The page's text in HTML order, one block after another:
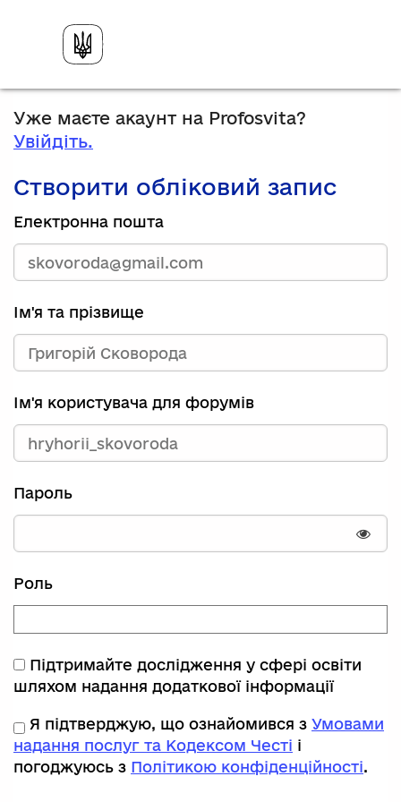
Уже маєте акаунт на Profosvita?
Увійдіть.
Створити обліковий запис
Електронна пошта
Ім'я та прізвище
Ім'я користувача для форумів
Пароль
Роль
Підтримайте дослідження у сфері освіти
шляхом надання додаткової інформації
Я підтверджую, що ознайомився з Умовами
надання послуг та Кодексом Честі і
погоджуюсь з Політикою конфіденційності.